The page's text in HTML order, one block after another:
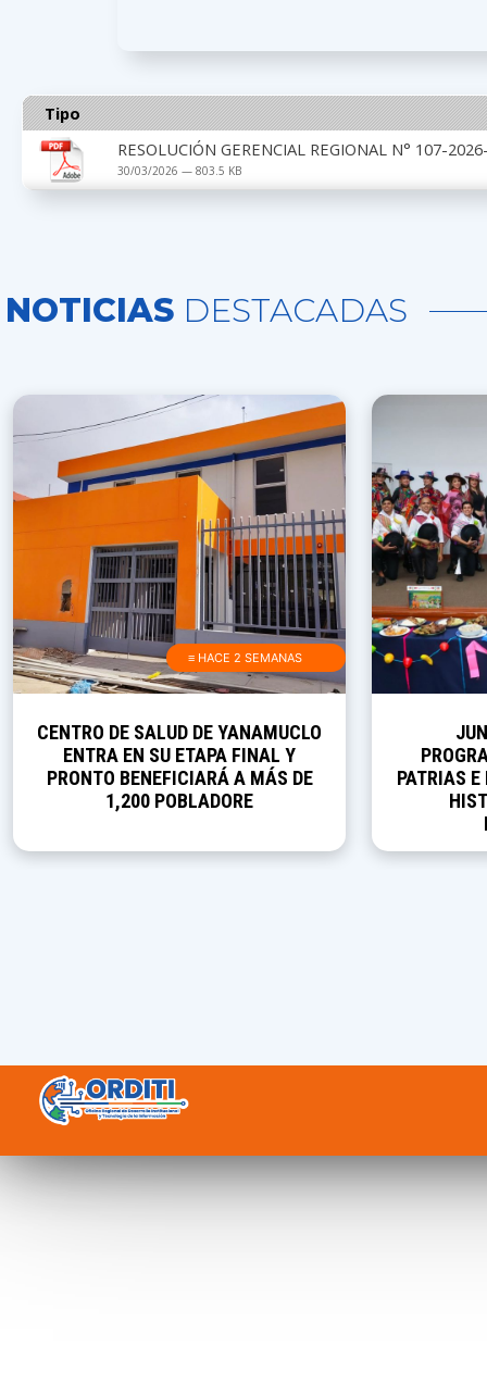
Tipo
RESOLUCIÓN GERENCIAL REGIONAL N° 107-
30/03/2026 — 803.5 KB
NOTICIAS DESTACADAS
≡ HACE 2 SEMANAS
CENTRO DE SALUD DE YANAMUCLO
ENTRA EN SU ETAPA FINAL Y
PRONTO BENEFICIARÁ A MÁS DE
1,200 POBLADORE
PATRIAS